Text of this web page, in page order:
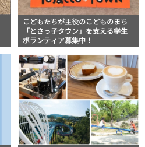
こどもたちが主役のこどものまち
「とさっ子タウン」を支える学生
ボランティア募集中！